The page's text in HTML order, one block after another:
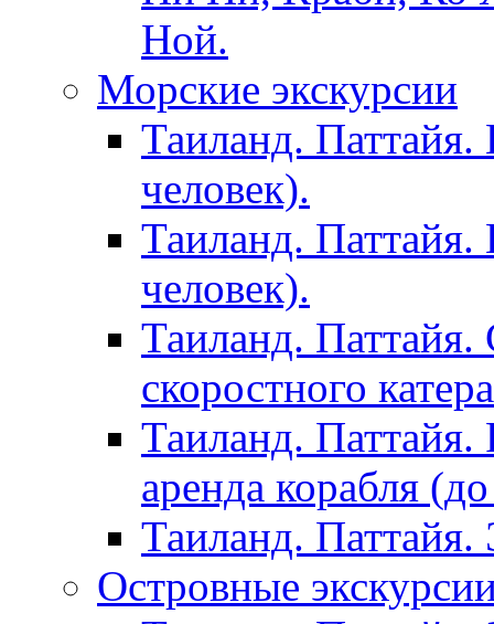
Ной.
Морские экскурсии
Таиланд. Паттайя.
человек).
Таиланд. Паттайя.
человек).
Таиланд. Паттайя.
скоростного
Таиланд. Паттайя.
аренда корабля
Таиланд.
Островные